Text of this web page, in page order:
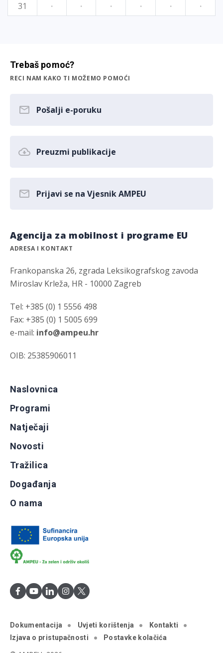
31
· · · · · ·
Trebaš pomoć?
RECI NAM KAKO TI MOŽEMO POMOĆI
Pošalji e-poruku
Preuzmi publikacije
Prijavi se na Vjesnik AMPEU
Agencija za mobilnost i programe EU
ADRESA I KONTAKT
Frankopanska 26, zgrada Leksikografskog zavoda
Miroslav Krleža, HR - 10000 Zagreb
Tel: +385 (0) 1 5556 498
Fax: +385 (0) 1 5005 699
e-mail: info@ampeu.hr
OIB: 25385906011
Naslovnica
Programi
Natječaji
Novosti
Tražilica
Događanja
O nama
Dokumentacija Uvjeti korištenja
Kontakti
Izjava o pristupačnosti
Postavke kolačića